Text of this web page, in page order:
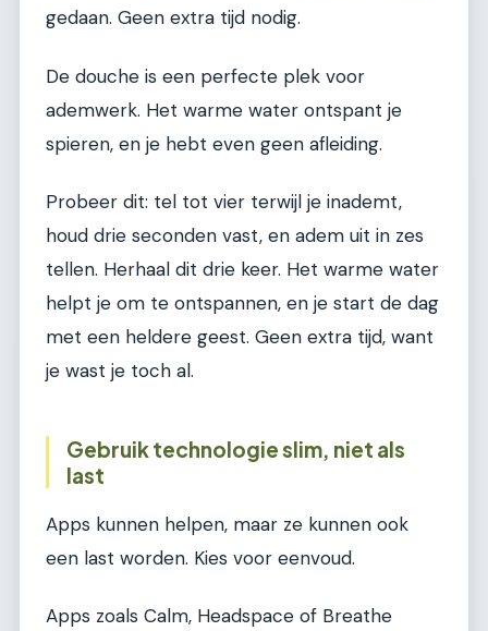
gedaan. Geen extra tijd nodig.
De douche is een perfecte plek voor
ademwerk. Het warme water ontspant je
spieren, en je hebt even geen afleiding.
Probeer dit: tel tot vier terwijl je inademt,
houd drie seconden vast, en adem uit in zes
tellen. Herhaal dit drie keer. Het warme water
helpt je om te ontspannen, en je start de dag
met een heldere geest. Geen extra tijd, want
je wast je toch al.
Gebruik technologie slim, niet als
last
Apps kunnen helpen, maar ze kunnen ook
een last worden. Kies voor eenvoud.
Apps zoals Calm, Headspace of Breathe